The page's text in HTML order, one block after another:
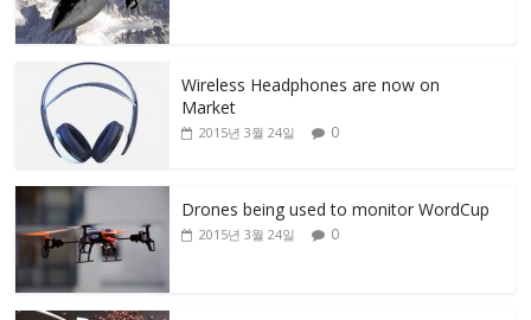
Wireless Headphones are now on
Market
2015년 3월 24일 0
Drones being used to monitor WordCup
2015년 3월 24일 0